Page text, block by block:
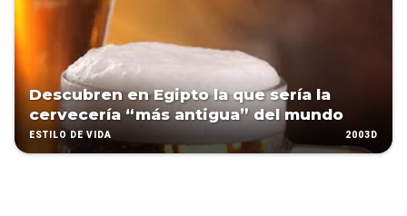
Descubren en Egipto la que sería la
cervecería “más antigua” del mundo
ESTILO DE VIDA 2003D